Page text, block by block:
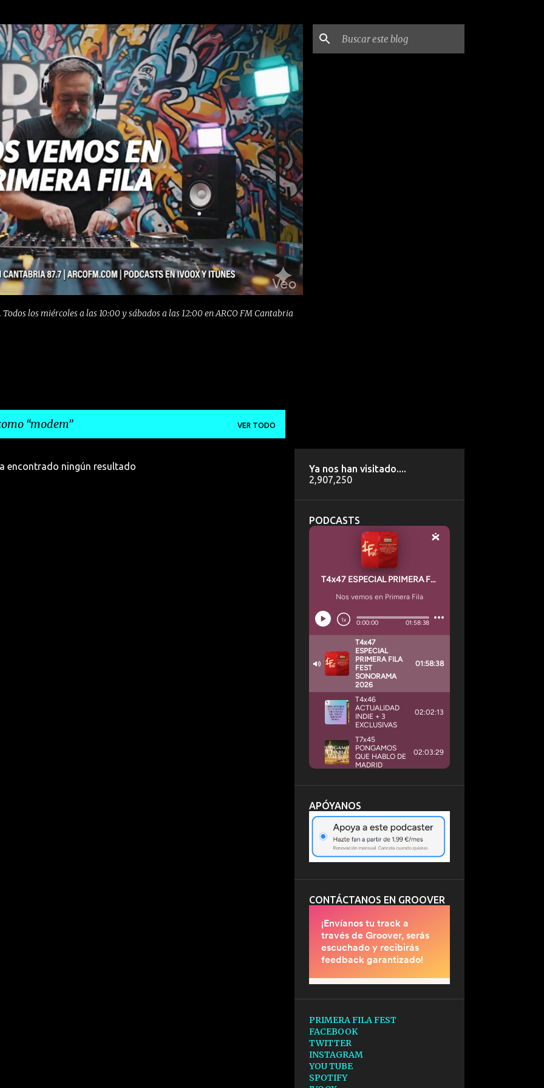
los miércoles a las 10:00 y sábados a las 12:00 en ARCO FM Cantabria
modem VER TODO
encontrado ningún resultado
Ya nos han visitado....
2,907,250
PODCASTS
APÓYANOS
CONTÁCTANOS EN GROOVER
PRIMERA FILA FEST
FACEBOOK
TWITTER
INSTAGRAM
YOU TUBE
SPOTIFY